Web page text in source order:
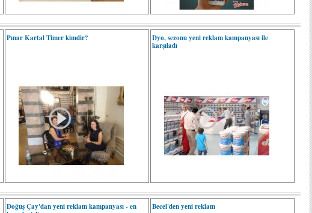
Pınar Kartal Timer kimdir?
Dyo, sezonu yeni reklam kampanyası ile
karşıladı
Doğuş Çay'dan yeni reklam kampanyası - en
Becel'den yeni reklam